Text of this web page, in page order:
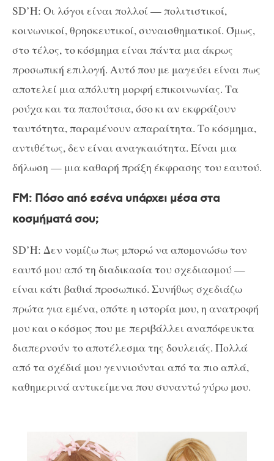
SD’H: Οι λόγοι είναι πολλοί — πολιτιστικοί,
κοινωνικοί, θρησκευτικοί, συναισθηματικοί. Όμως,
στο τέλος, το κόσμημα είναι πάντα μια άκρως
προσωπική επιλογή. Αυτό που με μαγεύει είναι πως
αποτελεί μια απόλυτη μορφή επικοινωνίας. Τα
ρούχα και τα παπούτσια, όσο κι αν εκφράζουν
ταυτότητα, παραμένουν απαραίτητα. Το κόσμημα,
αντιθέτως, δεν είναι αναγκαιότητα. Είναι μια
δήλωση — μια καθαρή πράξη έκφρασης του εαυτού.
FM: Πόσο από εσένα υπάρχει μέσα στα
κοσμήματά σου;
SD’H: Δεν νομίζω πως μπορώ να απομονώσω τον
εαυτό μου από τη διαδικασία του σχεδιασμού —
είναι κάτι βαθιά προσωπικό. Συνήθως σχεδιάζω
πρώτα για εμένα, οπότε η ιστορία μου, η ανατροφή
μου και ο κόσμος που με περιβάλλει αναπόφευκτα
διαπερνούν τo αποτέλεσμα της δουλειάς. Πολλά
από τα σχέδιά μου γεννιούνται από τα πιο απλά,
καθημερινά αντικείμενα που συναντώ γύρω μου.